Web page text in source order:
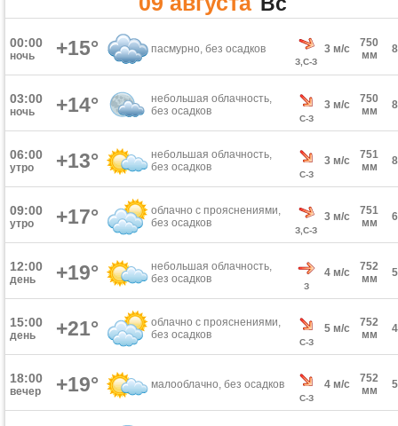
00:00
ночь +15° пасмурно, без осадков
З,С-З
3 м/с
750
мм
03:00
ночь +14°
небольшая облачность,
без осадков
С-З
3 м/с
750
мм
06:00
утро +13°
небольшая облачность,
без осадков
С-З
3 м/с
751
мм
09:00
утро +17°
облачно с прояснениями,
без осадков
З,С-З
3 м/с
751
мм
12:00
день +19°
небольшая облачность,
без осадков
З
4 м/с
752
мм
15:00
день +21°
облачно с прояснениями,
без осадков
С-З
5 м/с
752
мм
18:00
вечер +19° малооблачно, без осадков
С-З
4 м/с
752
мм